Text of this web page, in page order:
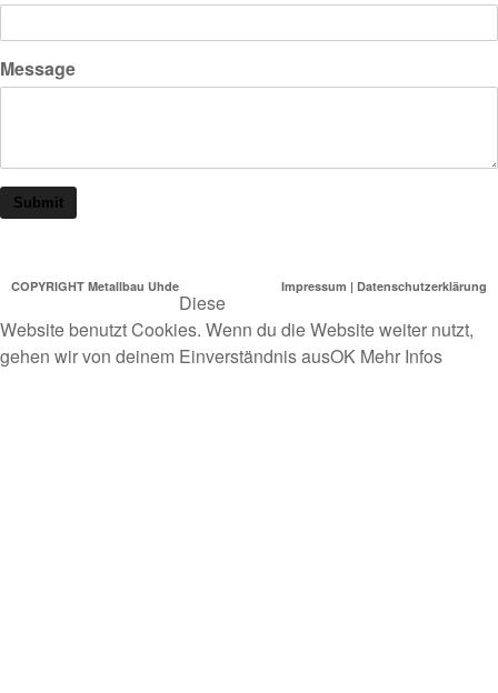
Message
Submit
COPYRIGHT Metallbau Uhde Impressum | Datenschutzerklärung
Diese
Website benutzt Cookies. Wenn du die Website weiter nutzt,
gehen wir von deinem Einverständnis ausOK Mehr Infos